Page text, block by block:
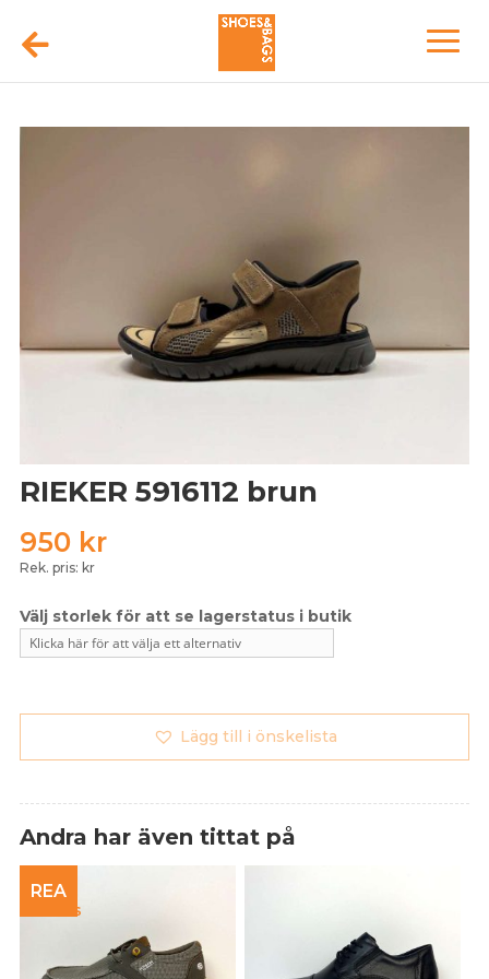
RIEKER 5916112 brun
950 kr
Rek. pris: kr
Lägg till i önskelista
Andra har även tittat på
REA